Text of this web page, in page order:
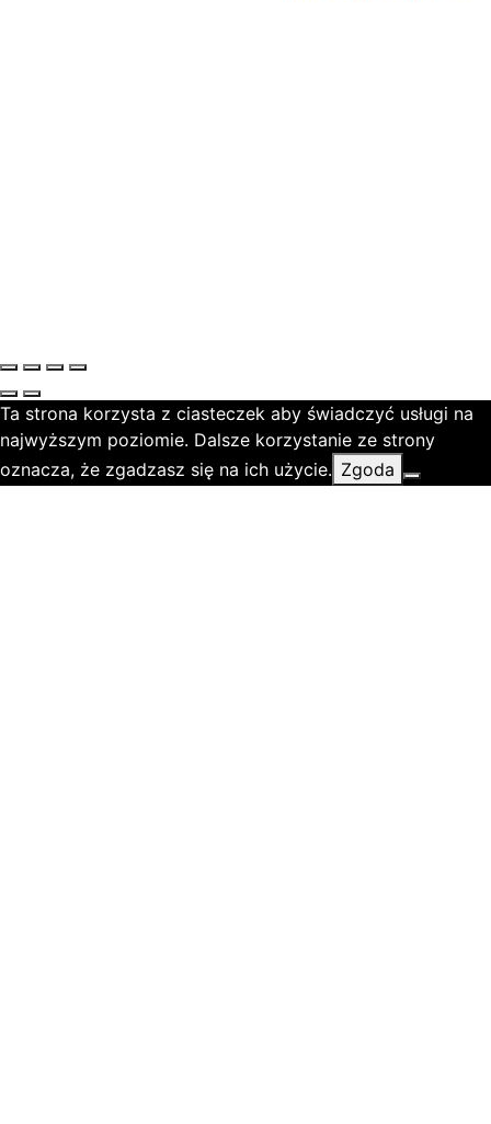
Ta strona korzysta z ciasteczek aby świadczyć usługi na
najwyższym poziomie. Dalsze korzystanie ze strony
oznacza, że zgadzasz się na ich użycie. Zgoda